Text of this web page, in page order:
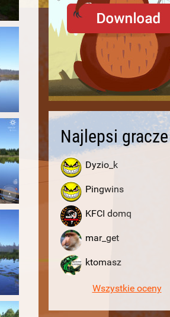
Najlepsi gracze
Dyzio_k
Pingwins
KFCI domq
mar_get
ktomasz
Wszystkie oceny